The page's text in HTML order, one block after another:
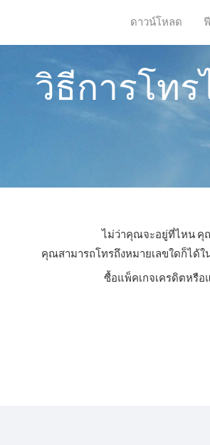
ดาวน์โหลด
วิธีการโท
ไม่ว่าคุณจะอยู่ที่ไหน คุ
คุณสามารถโทรถึงหมายเลขใดก็ได้ใ
ซื้อแพ็คเกจเครดิตหรือ